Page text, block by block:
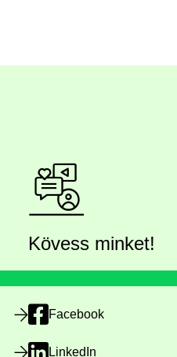
Kövess minket!
Facebook
LinkedIn